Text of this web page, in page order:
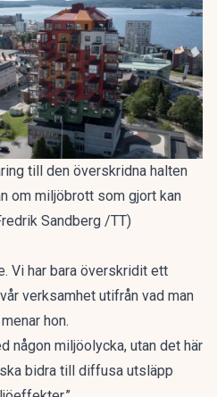
till den överskridna halten
om miljöbrott som gjort kan
Sandberg /TT)
Vi har bara överskridit ett
verksamhet utifrån vad man
hon.
någon miljöolycka, utan det här
bidra till diffusa utsläpp